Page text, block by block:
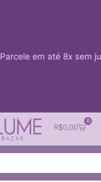
Parcele em até 8x sem
R$0,00
0